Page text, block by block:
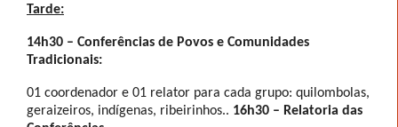
Tarde:
14h30 – Conferências de Povos e Comunidades
Tradicionais:
01 coordenador e 01 relator para cada grupo: quilombolas,
geraizeiros, indígenas, ribeirinhos.. 16h30 – Relatoria das